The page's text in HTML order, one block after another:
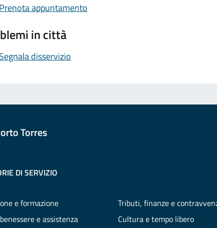
appuntamento
in città
disservizio
Torres
DI SERVIZIO
e formazione
e assistenza
Tributi, finanze e
Cultura e tempo libero